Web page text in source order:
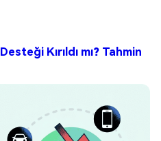
Kırıldı mı? Tahmin